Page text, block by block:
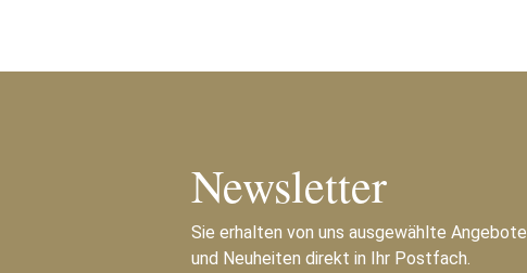
Newsletter
Sie erhalten von uns ausgewählte Angebote
und Neuheiten direkt in Ihr Postfach.